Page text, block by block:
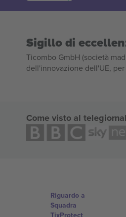
Sigillo di
Ticombo GmbH (società
dell'innovazione dell'UE,
Come visto al
Riguardo a
Squadra
TixProtect